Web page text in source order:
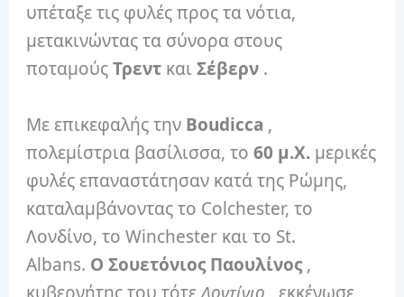
υπέταξε τις φυλές προς τα νότια,
μετακινώντας τα σύνορα στους
ποταμούςΤρεντ καιΣέβερν .
Με επικεφαλής την Boudicca ,
πολεμίστρια βασίλισσα, το60 μ.Χ. μερικές
φυλές επαναστάτησαν κατά της Ρώμης,
καταλαμβάνοντας το Colchester, το
Λονδίνο, το Winchester και το St.
Albans. Ο Σουετόνιος Παουλίνος,
κυβερνήτης του τότεΛοντίνιο , εκκένωσε